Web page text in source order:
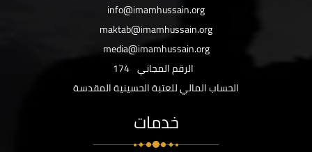
info@imamhussain.org
maktab@imamhussain.org
media@imamhussain.org
الرقم المجاني 174
الحساب المالي للعتبة الحسينية المقدسة
خدمات